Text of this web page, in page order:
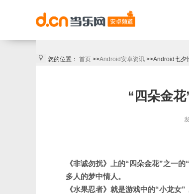
您的位置： 首页 >>Android安卓资讯 >>Android七夕
“四朵金
《非诚勿扰》上的“四朵金花”之一
多人的梦中情人。
《水果忍者》就是游戏中的“小龙女